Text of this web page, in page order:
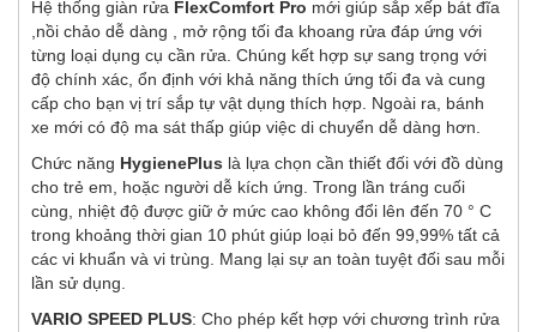
Hệ thống giàn rửa FlexComfort Pro mới giúp sắp xếp bát đĩa
,nồi chảo dễ dàng , mở rộng tối đa khoang rửa đáp ứng với
từng loại dụng cụ cần rửa. Chúng kết hợp sự sang trọng với
độ chính xác, ổn định với khả năng thích ứng tối đa và cung
cấp cho bạn vị trí sắp tự vật dụng thích hợp. Ngoài ra, bánh
xe mới có độ ma sát thấp giúp việc di chuyển dễ dàng hơn.
Chức năng HygienePlus là lựa chọn cần thiết đối với đồ dùng
cho trẻ em, hoặc người dễ kích ứng. Trong lần tráng cuối
cùng, nhiệt độ được giữ ở mức cao không đổi lên đến 70 ° C
trong khoảng thời gian 10 phút giúp loại bỏ đến 99,99% tất cả
các vi khuẩn và vi trùng. Mang lại sự an toàn tuyệt đối sau mỗi
lần sử dụng.
VARIO SPEED ​​PLUS: Cho phép kết hợp với chương trình rửa